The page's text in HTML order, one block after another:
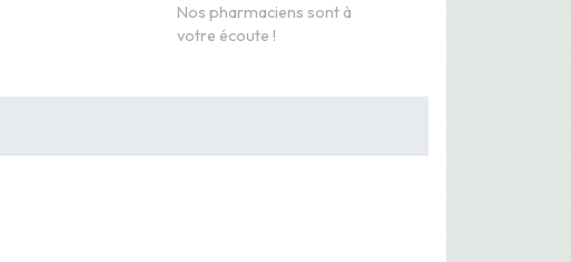
Nos pharmaciens sont à
votre écoute !